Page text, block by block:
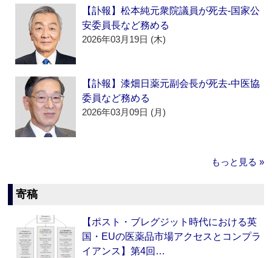
【訃報】松本純元衆院議員が死去‐国家公
安委員長など務める
2026年03月19日 (木)
【訃報】漆畑日薬元副会長が死去‐中医協
委員など務める
2026年03月09日 (月)
もっと見る »
寄稿
【ポスト・ブレグジット時代における英
国・EUの医薬品市場アクセスとコンプラ
イアンス】第4回…